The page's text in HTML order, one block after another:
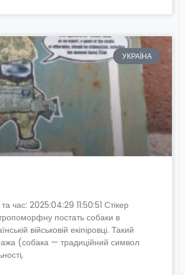
УКРАЇНА
час: 2025:04:29 11:50:51 Стікер
постать собаки в
військовій екіпіровці. Такий
(собака — традиційний символ